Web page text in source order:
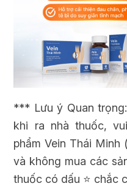
*** Lưu ý Quan
khi ra nhà thuốc,
phẩm Vein Thái
và không mua các
thuốc có dấu ⭐ chắc